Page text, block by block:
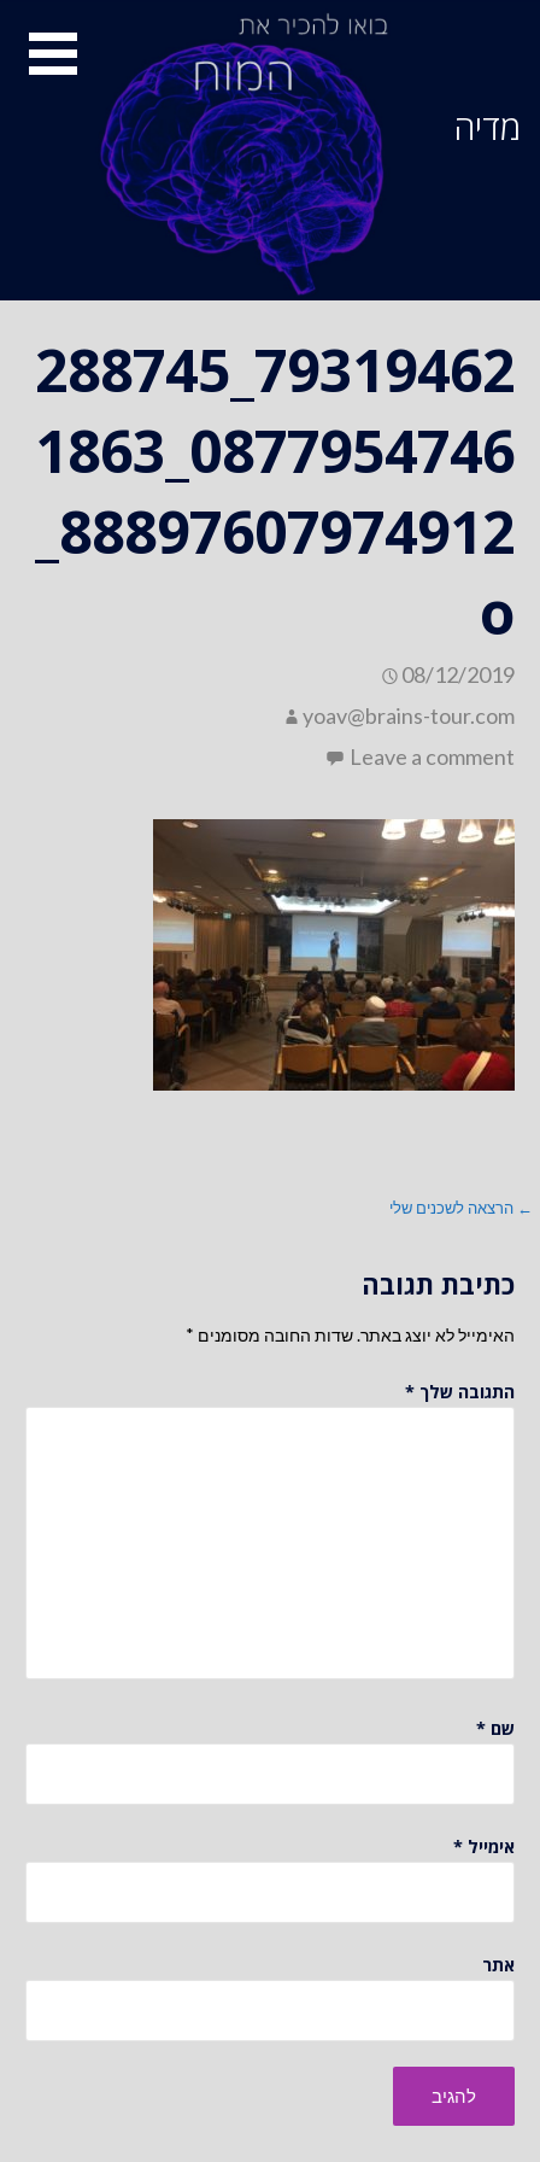
מדיה
79319462_288745
0877954746_1863
o
08/12/2019
yoav@brains-tour.com
Leave a comment
ניווט
← הרצאה לשכנים שלי
כתיבת תגובה
האימייל לא יוצג באתר.שדות החובה מסומנים *
התגובה שלך *
שם *
אימייל *
אתר